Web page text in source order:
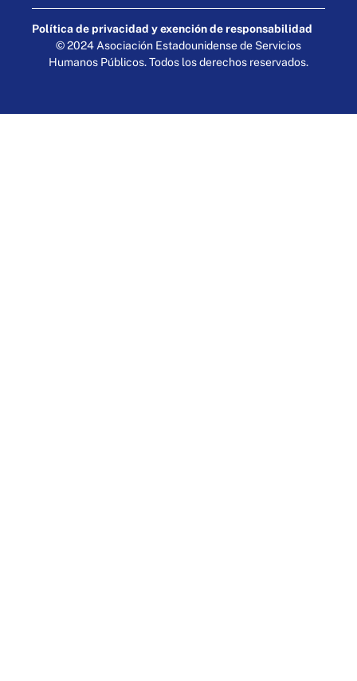
Política de privacidad y exención de responsabilidad
© 2024 Asociación Estadounidense de Servicios
Humanos Públicos. Todos los derechos reservados.